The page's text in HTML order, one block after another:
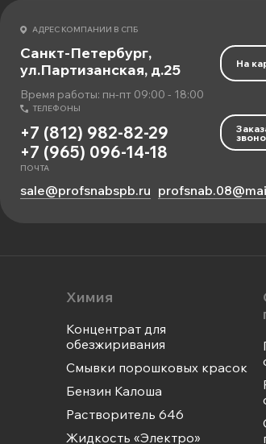
АДРЕС КОМПАНИИ В СПБ
Санкт-Петербург,
ул.Партизанская, д.25
Время работы: пн-пт 09:00 - 18:00
На
ТЕЛЕФОНЫ
+7 (812) 982-82-29
+7 (965) 096-14-18
ПОЧТА
sale@profsnabspb.ru
Химия
Концентрат для
обезжиривания
Смывки порошковых красок
Бензин Калоша
Растворитель 646
Жидкость «Электро»